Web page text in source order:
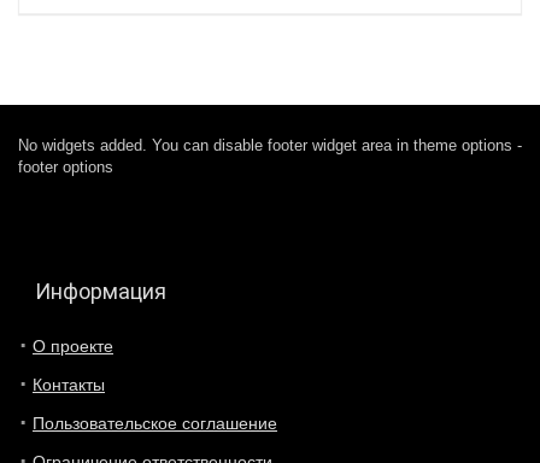
No widgets added. You can disable footer widget area in theme options -
footer options
Информация
О проекте
Контакты
Пользовательское соглашение